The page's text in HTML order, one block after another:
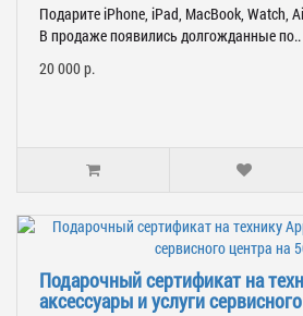
Подарите iPhone, iPad, MacBook, Watch,
В продаже появились долгожданные по..
20 000 р.
Подарочный сертификат на
аксессуары и услуги